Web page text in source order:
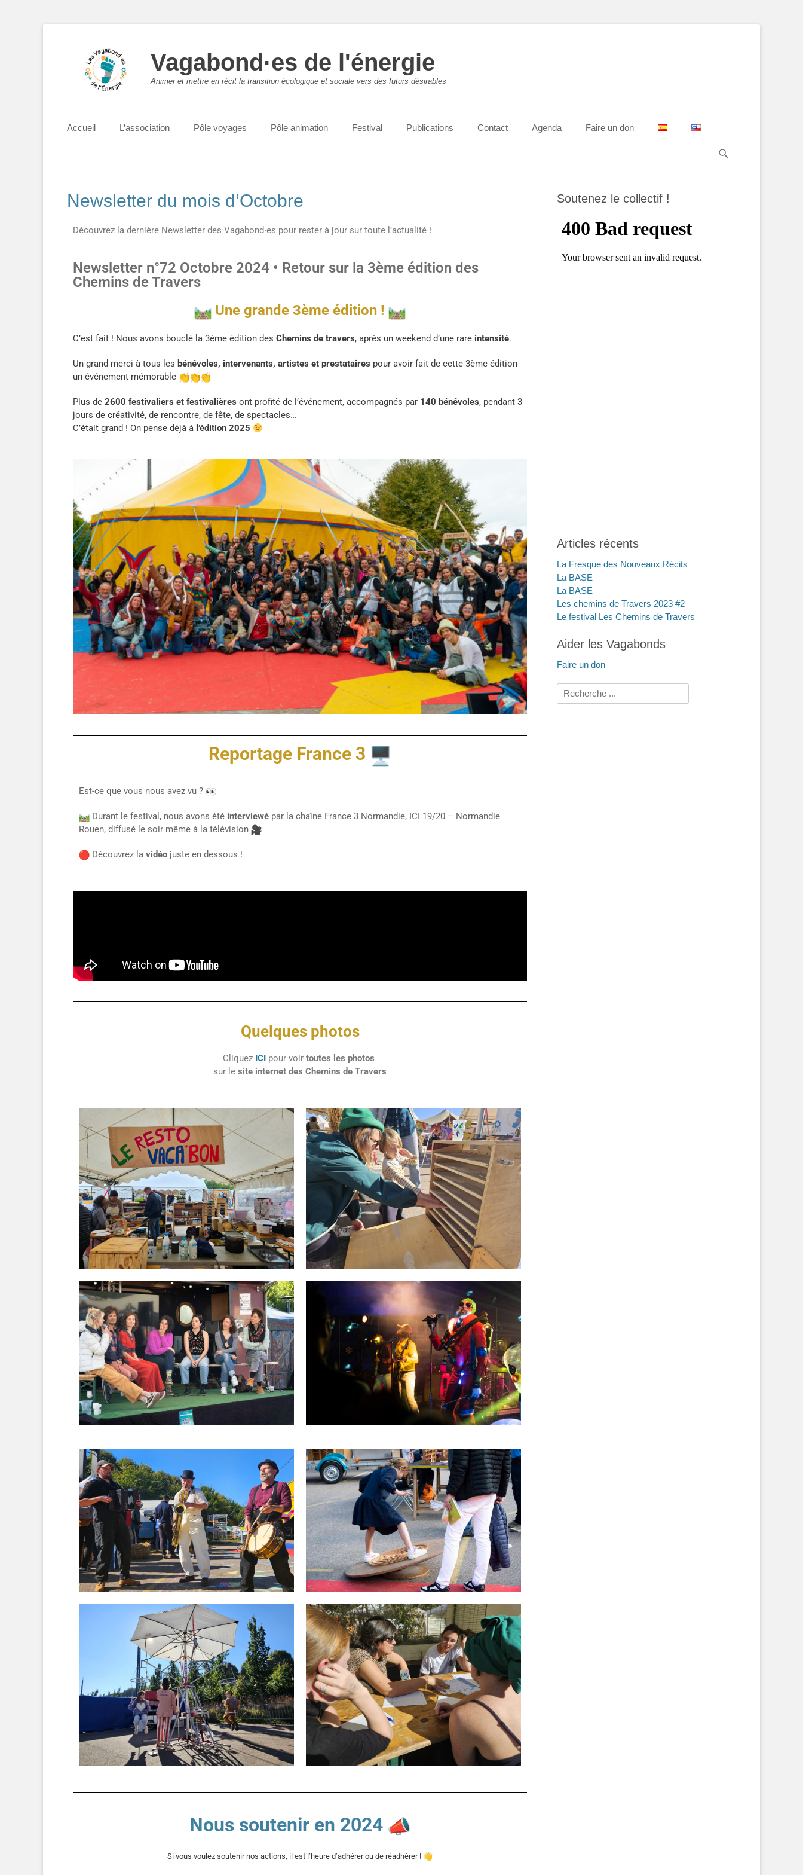
Vagabond·es de l'énergie
Animer et mettre en récit la transition écologique et sociale vers des futurs désirables
Menu principal
Accueil L’association Pôle voyages Pôle animation Festival Publications Contact Agenda Faire un don
Newsletter du mois d’Octobre
Découvrez la dernière Newsletter des Vagabond⸱es pour rester à jour sur toute l’actualité !
Newsletter n°72 Octobre 2024 • Retour sur la 3ème édition des
Chemins de Travers
Une grande 3ème édition !
C’est fait ! Nous avons bouclé la 3ème édition des Chemins de travers, après un weekend d’une rare intensité.
Un grand merci à tous les bénévoles, intervenants, artistes et prestataires pour avoir fait de cette 3ème édition
un événement mémorable
Plus de 2600 festivaliers et festivalières ont profité de l’événement, accompagnés par 140 bénévoles, pendant 3
jours de créativité, de rencontre, de fête, de spectacles…
C’était grand ! On pense déjà à l’édition 2025
Reportage France 3
Est-ce que vous nous avez vu ?
Durant le festival, nous avons été interviewé par la chaîne France 3 Normandie, ICI 19/20 – Normandie
Rouen, diffusé le soir même à la télévision
Découvrez la vidéo juste en dessous !
Quelques photos
Cliquez ICI pour voir toutes les photos
sur le site internet des Chemins de Travers
Nous soutenir en 2024
Si vous voulez soutenir nos actions, il est l’heure d’adhérer ou de réadhérer !
Soutenez le collectif !
Articles récents
La Fresque des Nouveaux Récits
La BASE
La BASE
Les chemins de Travers 2023 #2
Le festival Les Chemins de Travers
Aider les Vagabonds
Faire un don